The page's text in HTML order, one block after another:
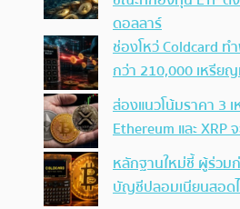
ดอลลาร์
ช่องโหว่ Coldcard
กว่า 210,000 เหรียญ
ส่องแนวโน้มราคา 3
Ethereum และ XRP
หลักฐานใหม่ชี้ ผู้ร่วม
บัญชีปลอมเนียนสอด